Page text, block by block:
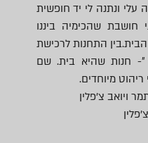
עלי ונתנה לי יד חופשית
שהכימיה ביננו
התחנות לרכישת
״- חנות שהיא בית. שם
מיוחדים.
ויואב צ׳פלין